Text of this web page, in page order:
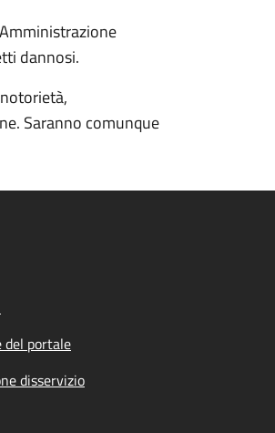
dannosi.
Saranno comunque
portale
disservizio